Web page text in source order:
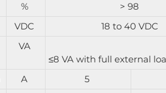
%
> 98
VDC
18 to 40 VDC
VA
≤8 VA with full external
A 5